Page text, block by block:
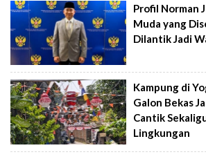
Profil Norman
Muda yang
Dilantik Jadi
Kampung di
Galon Bekas
Cantik
Lingkungan